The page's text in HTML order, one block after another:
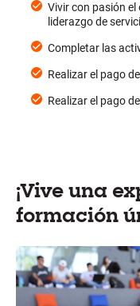
Vivir con pasión el
liderazgo de
Completar las
Realizar el pago
Realizar el pago
¡Vive una
formación